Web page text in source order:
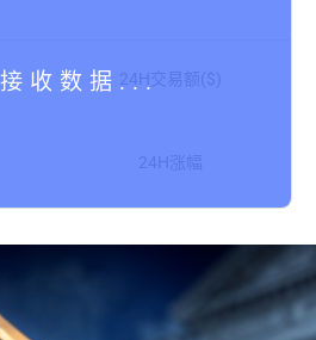
24H交易额($)
24H涨幅